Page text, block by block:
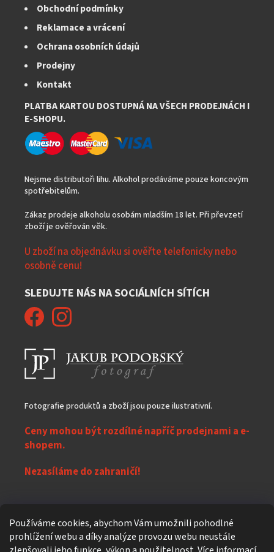
Používáme cookies, abychom Vám umožnili pohodlné
prohlížení webu a díky analýze provozu webu neustále
Obchodní podmínky
Reklamace a vrácení
Ochrana osobních údajů
Prodejny
Kontakt
PLATBA KARTOU DOSTUPNÁ NA VŠECH PRODEJNÁCH I
E-SHOPU.
Nejsme distributoři lihu. Alkohol prodáváme pouze koncovým
spotřebitelům.
Zákaz prodeje alkoholu osobám mladším 18 let. Při převzetí
zboží je ověřován věk.
U zboží na objednávku si ověřte telefonicky nebo
osobně cenu!
SLEDUJTE NÁS NA SOCIÁLNÍCH SÍTÍCH
Fotografie produktů a zboží jsou pouze ilustrativní.
Ceny mohou být rozdílné napříč prodejnami a e-
shopem.
Nezasíláme do zahraničí!
Vytvořil Shoptet